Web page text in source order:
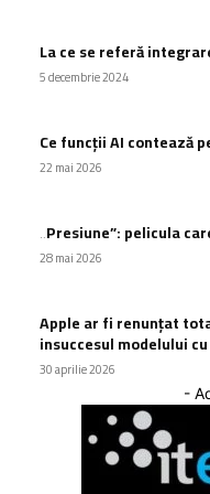
La ce se referă
5 decembrie 2024
Ce funcții AI contează
22 mai 2026
„Presiune”: pelicula
28 mai 2026
Apple ar fi renunțat
insuccesul modelului
30 aprilie 2026
-